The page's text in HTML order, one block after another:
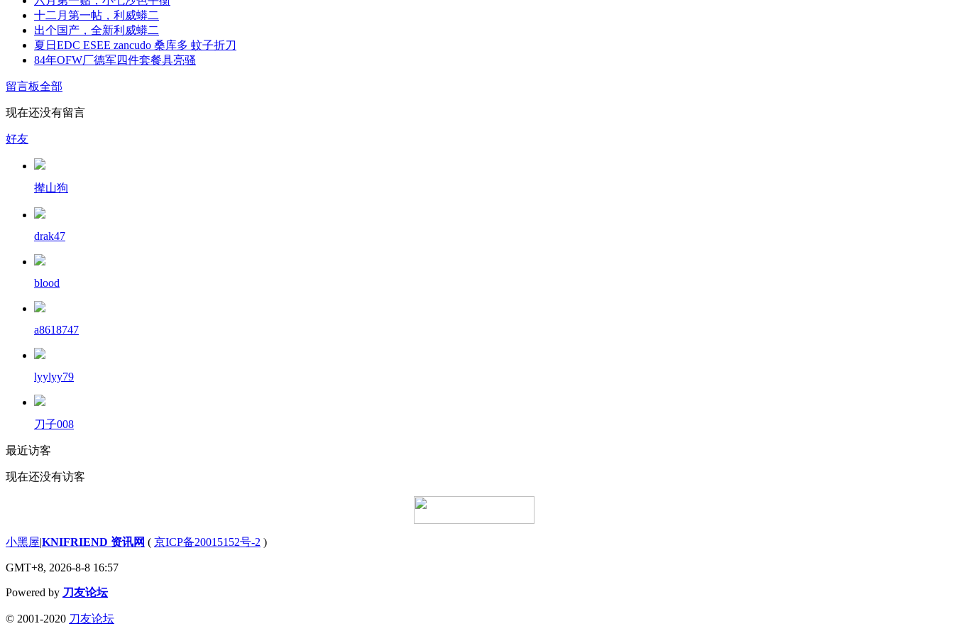
十二月第一帖，利威蟒二
出个国产，全新利威蟒二
夏日EDC ESEE zancudo 桑库多 蚊子折刀
84年OFW厂德军四件套餐具亮骚
留言板全部
现在还没有留言
好友
撵山狗
drak47
blood
a8618747
lyylyy79
刀子008
最近访客
现在还没有访客
小黑屋|KNIFRIEND 资讯网 ( 京ICP备20015152号-2 )
GMT+8, 2026-8-8 16:57
Powered by 刀友论坛
© 2001-2020 刀友论坛